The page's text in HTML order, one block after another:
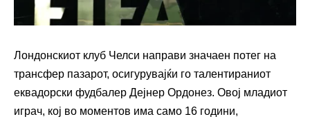
Лондонскиот клуб Челси направи значаен потег на
трансфер пазарот, осигурувајќи го талентираниот
еквадорски фудбалер Дејнер Ордонез. Овој младиот
играч, кој во моментов има само 16 години,